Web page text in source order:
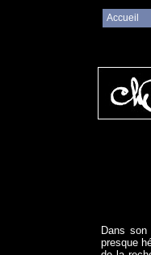
Accueil
Dans
presque